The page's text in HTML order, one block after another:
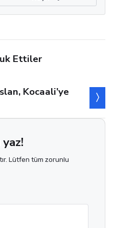
Ettiler
Kocaali’ye
Lütfen tüm zorunlu